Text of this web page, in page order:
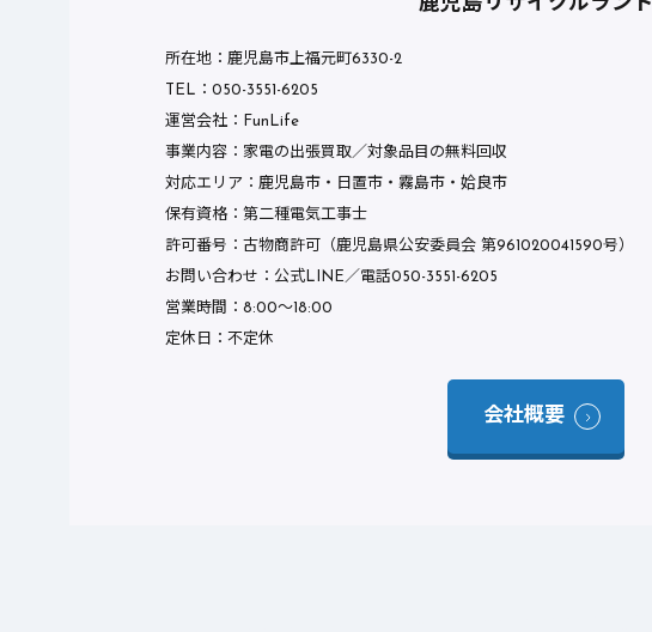
所在地：鹿児島市上福元町6330-2
TEL：050-3551-6205
運営会社：FunLife
事業内容：家電の出張買取／対象品目の無料回収
対応エリア：鹿児島市・日置市・霧島市・姶良市
保有資格：第二種電気工事士
許可番号：古物商許可（鹿児島県公安委員会 第961020041590号）
お問い合わせ：公式LINE／電話050-3551-6205
営業時間：8:00〜18:00
定休日：不定休
会社概要